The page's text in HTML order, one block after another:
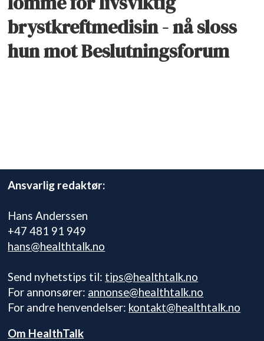
brystkreftmedisin - nå sloss
hun mot Beslutningsforum
Ansvarlig redaktør:
Hans Anderssen
+47 481 91 949
hans@healthtalk.no
Send nyhetstips til: tips@healthtalk.no
For annonsører: annonse@healthtalk.no
For andre henvendelser: kontakt@healthtalk.no
Om HealthTalk